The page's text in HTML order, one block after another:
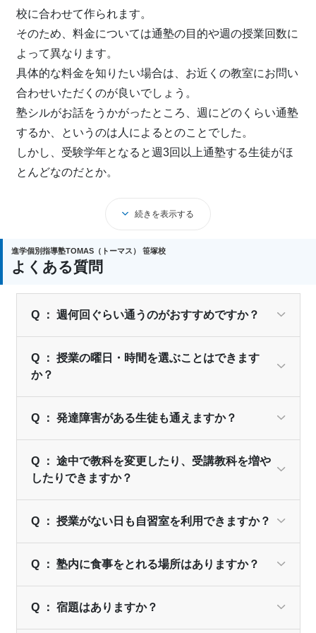
近隣の広域避難所までの避難経路を校舎内に掲示し、常
に確認を行っています。
校に合わせて作られます。
そのため、料金については通塾の目的や週の授業回数に
よって異なります。
具体的な料金を知りたい場合は、お近くの教室にお問い
合わせいただくのが良いでしょう。
塾シルがお話をうかがったところ、週にどのくらい通塾
するか、というのは人によるとのことでした。
しかし、受験学年となると週3回以上通塾する生徒がほ
とんどなのだとか。
好な環境で学ぶことができます。
「絶対に志望校へ行きたい」という想いにしっかりと応
えてくれる塾だと言えるでしょう。
続きを表示する
進学個別指導塾TOMAS（トーマス） 笹塚校
よくある質問
Q ： 週何回ぐらい通うのがおすすめですか？
Q ： 授業の曜日・時間を選ぶことはできます
か？
Q ： 発達障害がある生徒も通えますか？
Q ： 途中で教科を変更したり、受講教科を増や
したりできますか？
Q ： 授業がない日も自習室を利用できますか？
Q ： 塾内に食事をとれる場所はありますか？
Q ： 宿題はありますか？